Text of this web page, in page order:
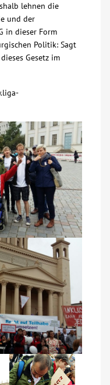
lehnen die
und der
in dieser Form
Politik: Sagt
Gesetz im